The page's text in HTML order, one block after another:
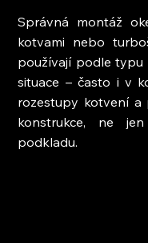
Správná montáž
kotvami nebo
používají podle typu
situace – často i v
rozestupy kotvení a
konstrukce, ne
podkladu.